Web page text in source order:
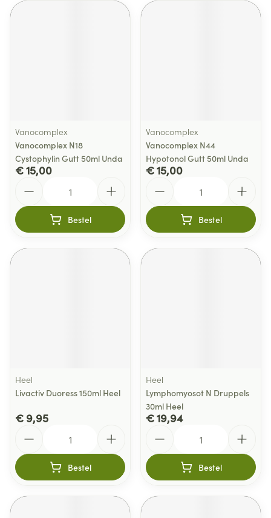
Vanocomplex
Vanocomplex N18
Cystophylin Gutt 50ml Unda
€ 15,00
Bestel
Vanocomplex
Vanocomplex N44
Hypotonol Gutt 50ml Unda
€ 15,00
Bestel
Heel
Livactiv Duoress 150ml Heel
€ 9,95
Bestel
Heel
Lymphomyosot N Druppels
30ml Heel
€ 19,94
Bestel